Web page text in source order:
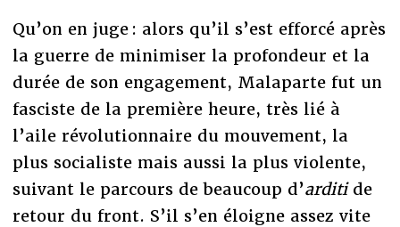
Qu’on en juge : alors qu’il s’est efforcé après
la guerre de minimiser la profondeur et la
durée de son engagement, Malaparte fut un
fasciste de la première heure, très lié à
l’aile révolutionnaire du mouvement, la
plus socialiste mais aussi la plus violente,
suivant le parcours de beaucoup d’arditide
retour du front. S’il s’en éloigne assez vite